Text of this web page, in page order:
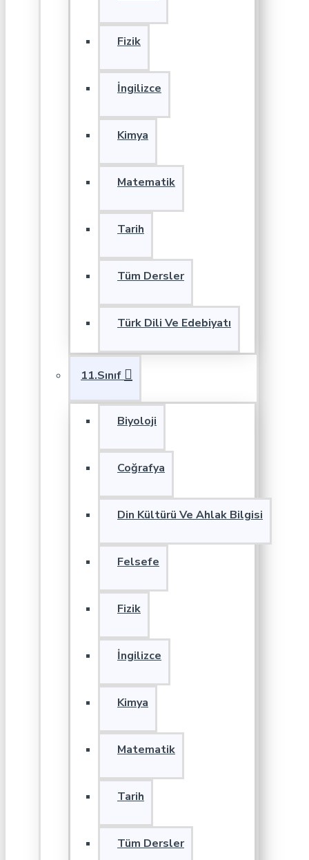
Fizik
İngilizce
Kimya
Matematik
Tarih
Tüm Dersler
Türk Dili Ve Edebiyatı
11.Sınıf
Biyoloji
Coğrafya
Din Kültürü Ve Ahlak Bilgisi
Felsefe
Fizik
İngilizce
Kimya
Matematik
Tarih
Tüm Dersler